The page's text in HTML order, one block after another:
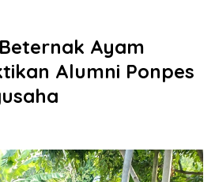
Ayam
Alumni Ponpes